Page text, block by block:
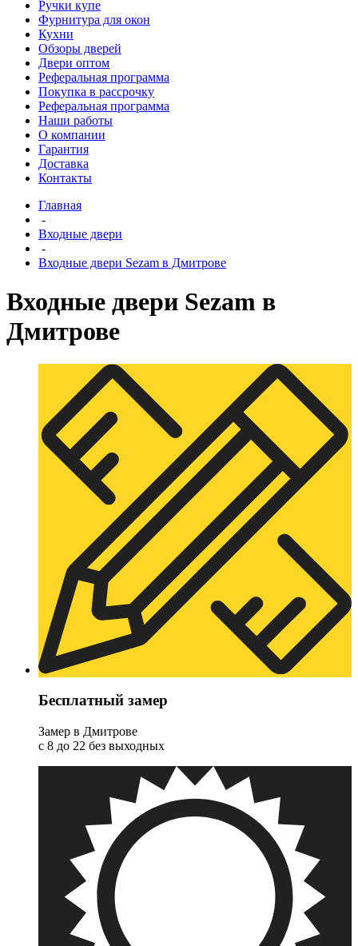
Ручки купе
Фурнитура для окон
Кухни
Обзоры дверей
Двери оптом
Реферальная программа
Покупка в рассрочку
Реферальная программа
Наши работы
О компании
Гарантия
Доставка
Контакты
Главная
-
Входные двери
-
Входные двери Sezam в Дмитрове
Входные двери Sezam в
Дмитрове
Бесплатный замер
Замер в Дмитрове
с 8 до 22 без выходных